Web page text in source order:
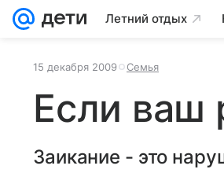
Летний отдых
15 декабря 2009 Семья
Если ваш
Заикание - это